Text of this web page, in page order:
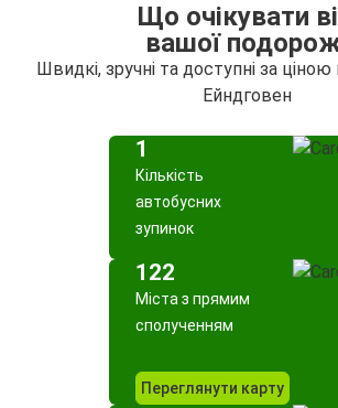
Що очікувати
вашої
Швидкі, зручні та доступні за
Ейндговен
1
Кількість
автобусних
зупинок
122
Міста з прямим
сполученням
Переглянути карту